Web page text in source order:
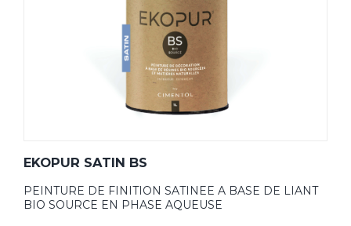
EKOPUR SATIN BS
PEINTURE DE FINITION SATINEE A BASE DE LIANT
BIO SOURCE EN PHASE AQUEUSE